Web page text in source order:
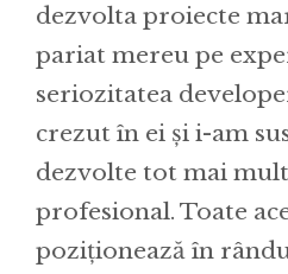
dezvolta proiecte
pariat mereu pe
seriozitatea
crezut în ei și i-am
dezvolte tot mai
profesional. Toate
poziționează în